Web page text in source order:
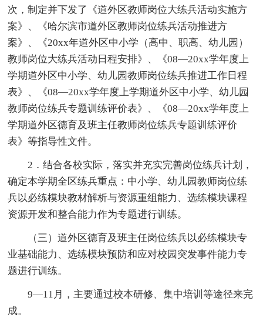
次，制定并下发了《道外区教师岗位大练兵活动实施方
案》、《哈尔滨市道外区教师岗位练兵活动推进方
案》、《20xx年道外区中小学（高中、职高、幼儿园）
教师岗位大练兵活动日程安排》、《08—20xx学年度上
学期道外区中小学、幼儿园教师岗位练兵推进工作日程
表》、《08—20xx学年度上学期道外区中小学、幼儿园
教师岗位练兵专题训练评价表》、《08—20xx学年度上
学期道外区德育及班主任教师岗位练兵专题训练评价
表》等指导性文件。
2．结合各校实际，落实并充实完善岗位练兵计划，
确定本学期全区练兵重点：中小学、幼儿园教师岗位练
兵以必练模块教材解析与资源重组能力、选练模块课程
资源开发和整合能力作为专题进行训练。
（三）道外区德育及班主任岗位练兵以必练模块专
业基础能力、选练模块预防和应对校园突发事件能力专
题进行训练。
9—11月，主要通过校本研修、集中培训等途径来完
成。